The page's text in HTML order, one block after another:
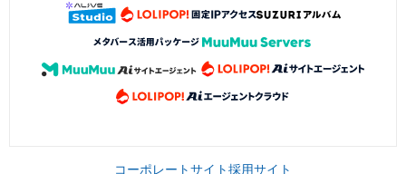
コーポレートサイト採用サイト